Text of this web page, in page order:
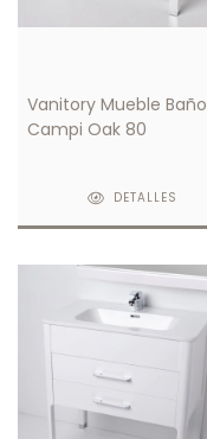
Vanitory Mueble Baño
Campi Oak 80
DETALLES